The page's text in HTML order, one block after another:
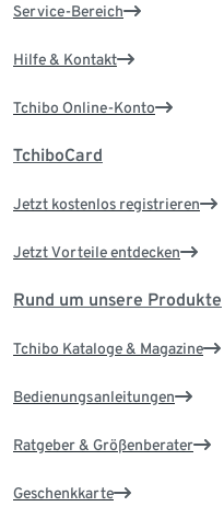
Service-Bereich
Hilfe & Kontakt
Tchibo Online-Konto
TchiboCard
Jetzt kostenlos registrieren
Jetzt Vorteile entdecken
Rund um unsere Produkte
Tchibo Kataloge & Magazine
Bedienungsanleitungen
Ratgeber & Größenberater
Geschenkkarte